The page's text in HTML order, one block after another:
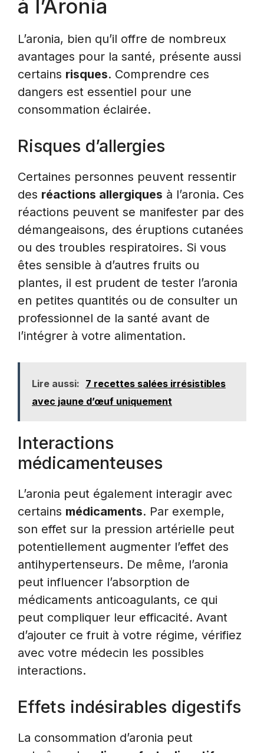
à l’Aronia
L’aronia, bien qu’il offre de nombreux
avantages pour la santé, présente aussi
certains risques. Comprendre ces
dangers est essentiel pour une
consommation éclairée.
Risques d’allergies
Certaines personnes peuvent ressentir
des réactions allergiques à l’aronia. Ces
réactions peuvent se manifester par des
démangeaisons, des éruptions cutanées
ou des troubles respiratoires. Si vous
êtes sensible à d’autres fruits ou
plantes, il est prudent de tester l’aronia
en petites quantités ou de consulter un
professionnel de la santé avant de
l’intégrer à votre alimentation.
Lire aussi: 7 recettes salées irrésistibles
avec jaune d’œuf uniquement
Interactions
médicamenteuses
L’aronia peut également interagir avec
certains médicaments. Par exemple,
son effet sur la pression artérielle peut
potentiellement augmenter l’effet des
antihypertenseurs. De même, l’aronia
peut influencer l’absorption de
médicaments anticoagulants, ce qui
peut compliquer leur efficacité. Avant
d’ajouter ce fruit à votre régime, vérifiez
avec votre médecin les possibles
interactions.
Effets indésirables digestifs
La consommation d’aronia peut